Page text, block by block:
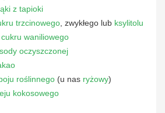
z tapioki
trzcinowego , zwykłego lub ksylitolu
cukru waniliowego
sody oczyszczonej
roślinnego (u nas ryżowy)
kokosowego